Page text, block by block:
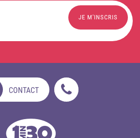
CONTACT
DISPONIBLE